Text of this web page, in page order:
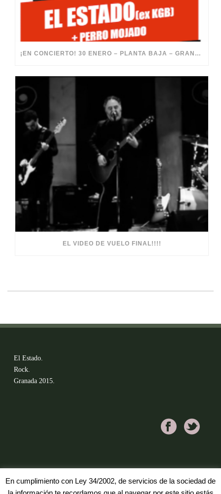
¡EN CONCIERTO! 30 ENERO – PLANTA BAJA – GRANADA
EL VIDEO DE VUELO FINAL!!!!
El Estado.
Rock.
Granada 2015.
En cumplimiento con Ley 34/2002, de servicios de la sociedad de